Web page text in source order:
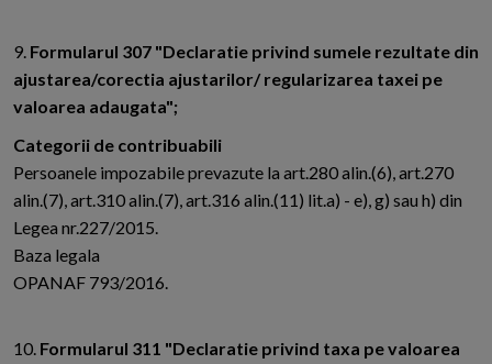
9. Formularul 307 "Declaratie privind sumele rezultate din
ajustarea/corectia ajustarilor/ regularizarea taxei pe
valoarea adaugata";
Categorii de contribuabili
Persoanele impozabile prevazute la art.280 alin.(6), art.270
alin.(7), art.310 alin.(7), art.316 alin.(11) lit.a) - e), g) sau h) din
Legea nr.227/2015.
Baza legala
OPANAF 793/2016.
10. Formularul 311 "Declaratie privind taxa pe valoarea